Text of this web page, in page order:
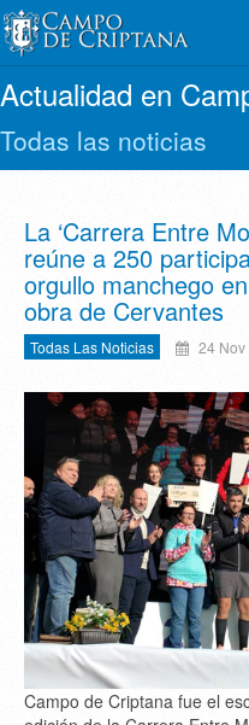
Actualidad en
Todas las noticias
La ‘Carrera Entre
reúne a 250
orgullo manchego
obra de Cervantes
Todas Las Noticias 24 Nov
Campo de Criptana fue el